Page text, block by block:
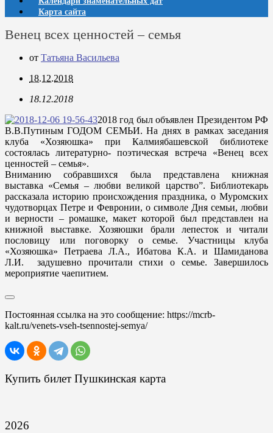
Карта сайта
Венец всех ценностей – семья
от Татьяна Васильева
18.12.2018
18.12.2018
2018 год был объявлен Президентом РФ
В.В.Путиным ГОДОМ СЕМЬИ. На днях в рамках заседания
клуба «Хозяюшка» при Калмиябашевской библиотеке
состоялась литературно- поэтическая встреча «Венец всех
ценностей – семья».
Вниманию собравшихся была представлена книжная
выставка «Семья – любви великой царство”. Библиотекарь
рассказала историю происхождения праздника, о Муромских
чудотворцах Петре и Февронии, о символе Дня семьи, любви
и верности – ромашке, макет которой был представлен на
книжной выставке. Хозяюшки брали лепесток и читали
пословицу или поговорку о семье. Участницы клуба
«Хозяюшка» Петраева Л.А., Ибатова К.А. и Шамиданова
Л.И. задушевно прочитали стихи о семье. Завершилось
мероприятие чаепитием.
Постоянная ссылка на это сообщение: https://mcrb-
kalt.ru/venets-vseh-tsennostej-semya/
Купить билет Пушкинская карта
2026